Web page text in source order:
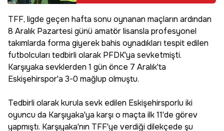
TFF, ligde geçen hafta sonu oynanan maçların ardından
8 Aralık Pazartesi günü amatör lisansla profesyonel
takımlarda forma giyerek bahis oynadıkları tespit edilen
futbolcuları tedbirli olarak PFDK'ya sevketmişti.
Karşıyaka sevklerden 1 gün önce 7 Aralık'ta
Eskişehirspor'a 3-0 mağlup olmuştu.
Tedbirli olarak kurula sevk edilen Eskişehirsporlu iki
oyuncu da Karşıyaka'ya karşı o maçta ilk 11'de görev
yapmıştı. Karşıyaka'nın TFF'ye verdiği dilekçede şu